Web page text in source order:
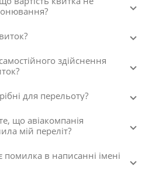
здійснення
для перельоту?
що авіакомпанія
мій переліт?
в написанні імені